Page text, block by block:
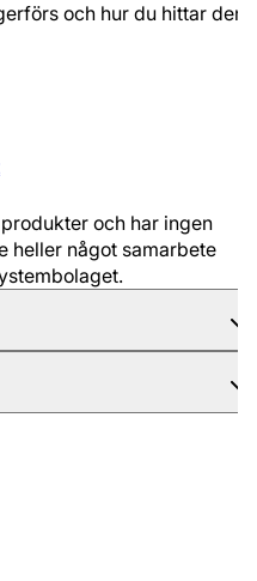
och hur du hittar den.
och har ingen
heller något samarbete